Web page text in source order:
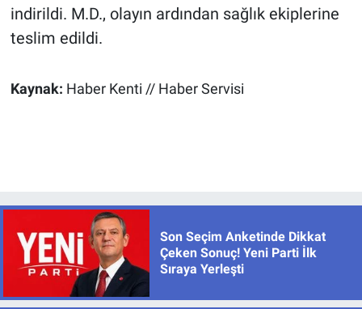
indirildi. M.D., olayın ardından sağlık ekiplerine
teslim edildi.
Kaynak: Haber Kenti // Haber Servisi
Son Seçim Anketinde Dikkat
Çeken Sonuç! Yeni Parti İlk
Sıraya Yerleşti